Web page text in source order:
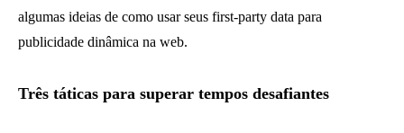
algumas ideias de como usar seus first-party data para
publicidade dinâmica na web.
Três táticas para superar tempos desafiantes